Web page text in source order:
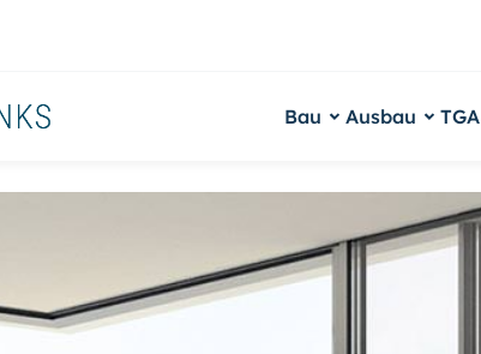
Bau Ausbau TGA